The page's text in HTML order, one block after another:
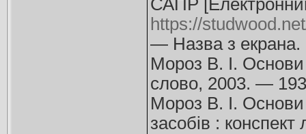
САПР
https://
— Назва з екрана.
Мороз В. І.
слово, 2003. —
Мороз В. І. Основи
засобів :